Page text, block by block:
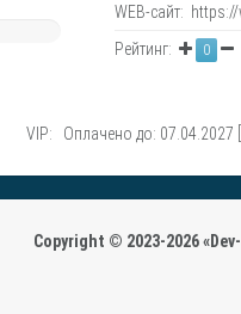
WEB-сайт:
Рейтинг:
0
VIP: Оплачено до: 07.04.2027
Copyright © 2023-2026